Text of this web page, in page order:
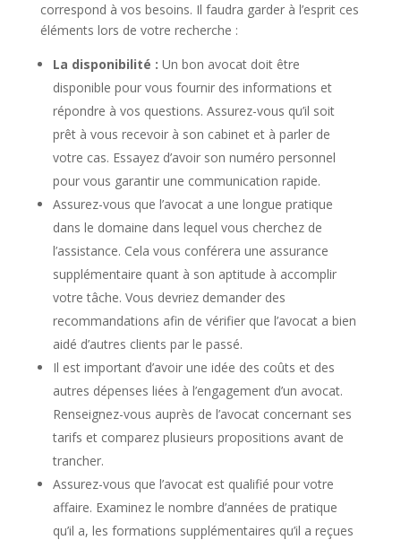
correspond à vos besoins. Il faudra garder à l’esprit ces
éléments lors de votre recherche :
La disponibilité : Un bon avocat doit être
disponible pour vous fournir des informations et
répondre à vos questions. Assurez-vous qu’il soit
prêt à vous recevoir à son cabinet et à parler de
votre cas. Essayez d’avoir son numéro personnel
pour vous garantir une communication rapide.
Assurez-vous que l’avocat a une longue pratique
dans le domaine dans lequel vous cherchez de
l’assistance. Cela vous conférera une assurance
supplémentaire quant à son aptitude à accomplir
votre tâche. Vous devriez demander des
recommandations afin de vérifier que l’avocat a bien
aidé d’autres clients par le passé.
Il est important d’avoir une idée des coûts et des
autres dépenses liées à l’engagement d’un avocat.
Renseignez-vous auprès de l’avocat concernant ses
tarifs et comparez plusieurs propositions avant de
trancher.
Assurez-vous que l’avocat est qualifié pour votre
affaire. Examinez le nombre d’années de pratique
qu’il a, les formations supplémentaires qu’il a reçues